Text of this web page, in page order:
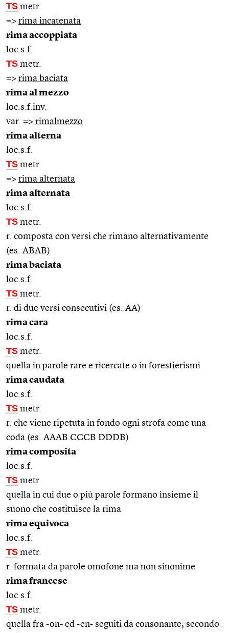
TS metr.
=> rima incatenata
rima accoppiata
loc.s.f.
TS metr.
=> rima baciata
rima al mezzo
loc.s.f.inv.
var. => rimalmezzo
rima alterna
loc.s.f.
TS metr.
=> rima alternata
rima alternata
loc.s.f.
TS metr.
r. composta con versi che rimano alternativamente
(es. ABAB)
rima baciata
loc.s.f.
TS metr.
r. di due versi consecutivi (es. AA)
rima cara
loc.s.f.
TS metr.
quella in parole rare e ricercate o in forestierismi
rima caudata
loc.s.f.
TS metr.
r. che viene ripetuta in fondo ogni strofa come una
coda (es. AAAB CCCB DDDB)
rima composita
loc.s.f.
TS metr.
quella in cui due o più parole formano insieme il
suono che costituisce la rima
rima equivoca
loc.s.f.
TS metr.
r. formata da parole omofone ma non sinonime
rima francese
loc.s.f.
TS metr.
quella fra -on- ed -en- seguiti da consonante, secondo